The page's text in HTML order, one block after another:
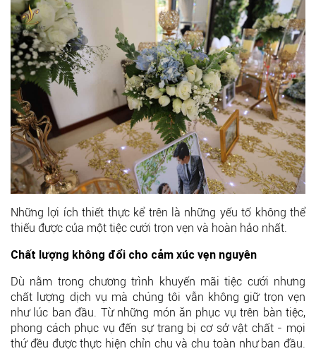
Những lợi ích thiết thực kể trên là những yếu tố không thể
thiếu được của một tiệc cưới trọn vẹn và hoàn hảo nhất.
Chất lượng không đổi cho cảm xúc vẹn nguyên
Dù nằm trong chương trình khuyến mãi tiệc cưới nhưng
chất lượng dịch vụ mà chúng tôi vẫn không giữ trọn vẹn
như lúc ban đầu. Từ những món ăn phục vụ trên bàn tiệc,
phong cách phục vụ đến sự trang bị cơ sở vật chất - mọi
thứ đều được thực hiện chỉn chu và chu toàn như ban đầu.